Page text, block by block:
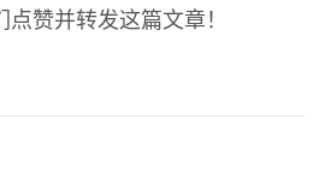
赞并转发这篇文章！